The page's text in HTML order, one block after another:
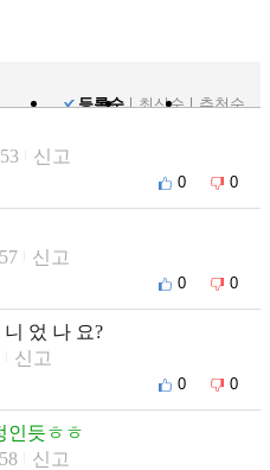
등록순
최신순 추천순
신고
0 0
신고
0 0
었 나 요?
신고
0 0
인듯ㅎㅎ
신고